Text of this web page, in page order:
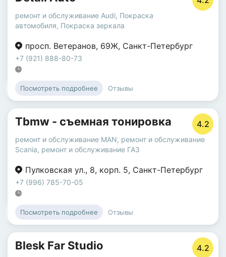
ремонт и обслуживание Audi, Покраска
автомобиля, Покраска зеркала
просп. Ветеранов, 69Ж, Санкт-Петербург
+7 (921) 888-80-73
Посмотреть подробнее Отзывы
Tbmw - съемная тонировка 4.2
ремонт и обслуживание MAN, ремонт и обслуживание
Scania, ремонт и обслуживание ГАЗ
Пулковская ул., 8, корп. 5, Санкт-Петербург
+7 (996) 785-70-05
Посмотреть подробнее Отзывы
Blesk Far Studio 4.2